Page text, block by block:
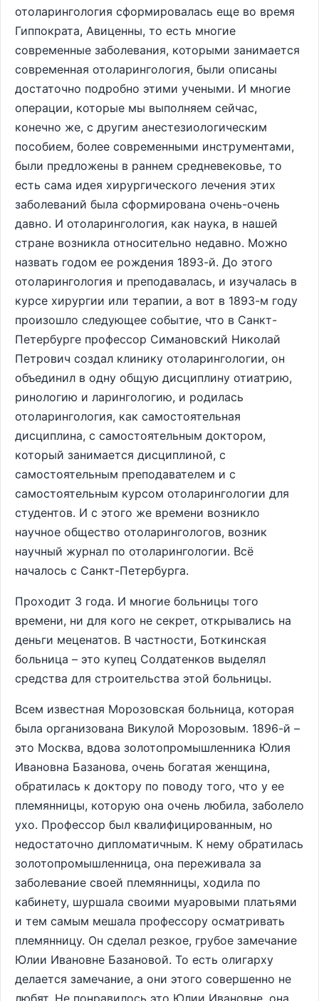
отоларингология сформировалась еще во время
Гиппократа, Авиценны, то есть многие
современные заболевания, которыми занимается
современная отоларингология, были описаны
достаточно подробно этими учеными. И многие
операции, которые мы выполняем сейчас,
конечно же, с другим анестезиологическим
пособием, более современными инструментами,
были предложены в раннем средневековье, то
есть сама идея хирургического лечения этих
заболеваний была сформирована очень-очень
давно. И отоларингология, как наука, в нашей
стране возникла относительно недавно. Можно
назвать годом ее рождения 1893-й. До этого
отоларингология и преподавалась, и изучалась в
курсе хирургии или терапии, а вот в 1893-м году
произошло следующее событие, что в Санкт-
Петербурге профессор Симановский Николай
Петрович создал клинику отоларингологии, он
объединил в одну общую дисциплину отиатрию,
ринологию и ларингологию, и родилась
отоларингология, как самостоятельная
дисциплина, с самостоятельным доктором,
который занимается дисциплиной, с
самостоятельным преподавателем и с
самостоятельным курсом отоларингологии для
студентов. И с этого же времени возникло
научное общество отоларингологов, возник
научный журнал по отоларингологии. Всё
началось с Санкт-Петербурга.
Проходит 3 года. И многие больницы того
времени, ни для кого не секрет, открывались на
деньги меценатов. В частности, Боткинская
больница – это купец Солдатенков выделял
средства для строительства этой больницы.
Всем известная Морозовская больница, которая
была организована Викулой Морозовым. 1896-й –
это Москва, вдова золотопромышленника Юлия
Ивановна Базанова, очень богатая женщина,
обратилась к доктору по поводу того, что у ее
племянницы, которую она очень любила, заболело
ухо. Профессор был квалифицированным, но
недостаточно дипломатичным. К нему обратилась
золотопромышленница, она переживала за
заболевание своей племянницы, ходила по
кабинету, шуршала своими муаровыми платьями
и тем самым мешала профессору осматривать
племянницу. Он сделал резкое, грубое замечание
Юлии Ивановне Базановой. То есть олигарху
делается замечание, а они этого совершенно не
любят. Не понравилось это Юлии Ивановне, она